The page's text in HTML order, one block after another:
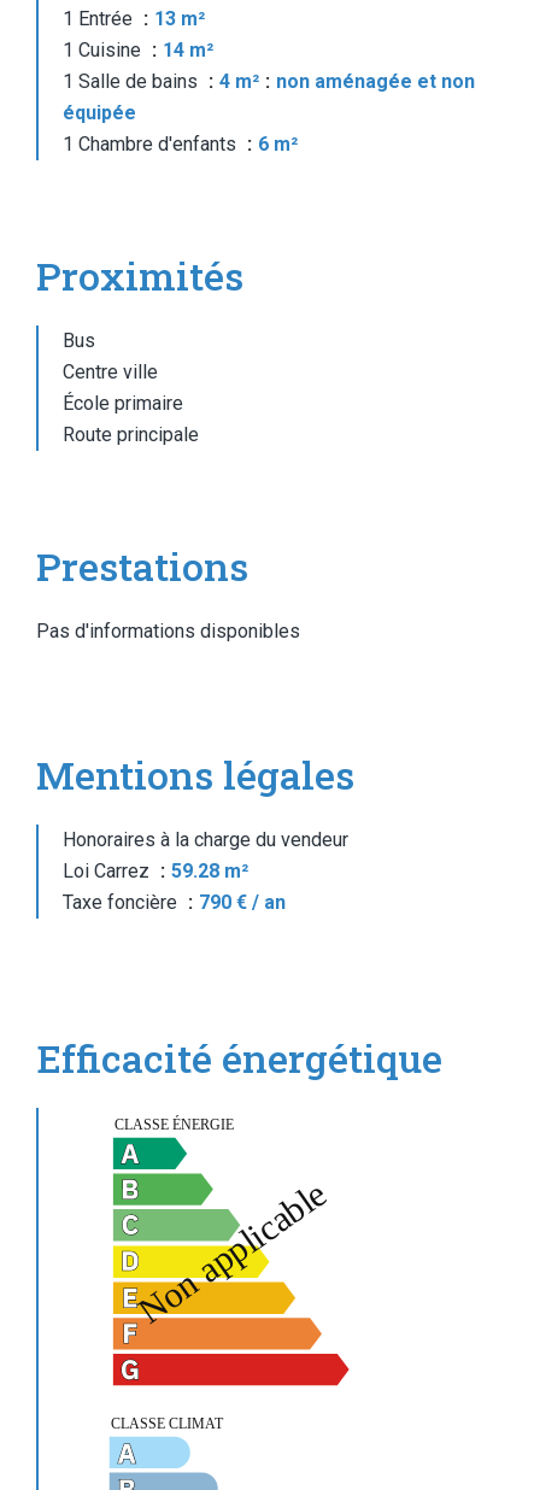
1 Entrée
13 m²
1 Cuisine
14 m²
1 Salle de bains
4 m²
non aménagée et non
équipée
1 Chambre d'enfants
6 m²
Proximités
Bus
Centre ville
École primaire
Route principale
Prestations
Pas d'informations disponibles
Mentions légales
Honoraires à la charge du vendeur
Loi Carrez
59.28 m²
Taxe foncière
790 € / an
Efficacité énergétique